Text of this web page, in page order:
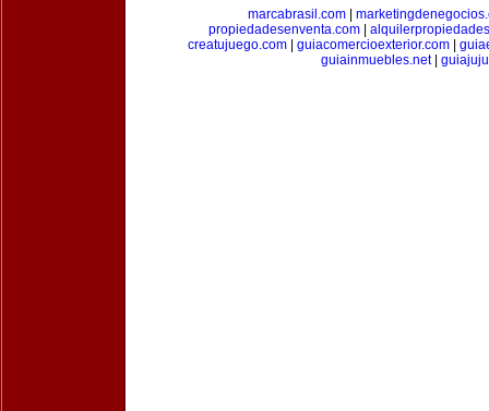
marcabrasil.com
propiedadesenventa.com
creatujuego.com| guiacomercioexterior.com|
guiainmuebles.net|